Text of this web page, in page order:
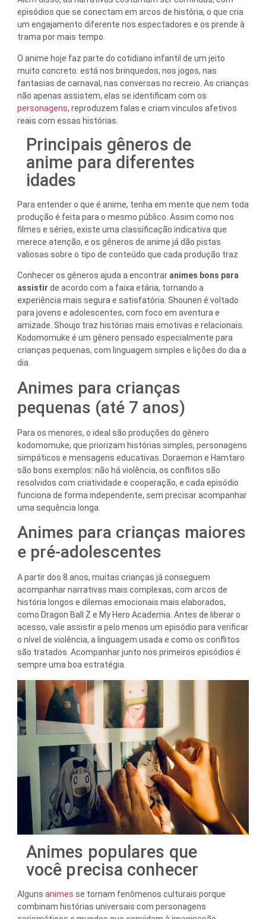
episódios que se conectam em arcos de história, o que cria
um engajamento diferente nos espectadores e os prende à
trama por mais tempo.
O anime hoje faz parte do cotidiano infantil de um jeito
muito concreto: está nos brinquedos, nos jogos, nas
fantasias de carnaval, nas conversas no recreio. As crianças
não apenas assistem, elas se identificam com os
personagens, reproduzem falas e criam vínculos afetivos
reais com essas histórias.
Principais gêneros de
anime para diferentes
idades
Para entender o que é anime, tenha em mente que nem toda
produção é feita para o mesmo público. Assim como nos
filmes e séries, existe uma classificação indicativa que
merece atenção, e os gêneros de anime já dão pistas
valiosas sobre o tipo de conteúdo que cada produção traz.
Conhecer os gêneros ajuda a encontrar animes bons para
assistir de acordo com a faixa etária, tornando a
experiência mais segura e satisfatória. Shounen é voltado
para jovens e adolescentes, com foco em aventura e
amizade. Shoujo traz histórias mais emotivas e relacionais.
Kodomomuke é um gênero pensado especialmente para
crianças pequenas, com linguagem simples e lições do dia a
dia.
Animes para crianças
pequenas (até 7 anos)
Para os menores, o ideal são produções do gênero
kodomomuke, que priorizam histórias simples, personagens
simpáticos e mensagens educativas. Doraemon e Hamtaro
são bons exemplos: não há violência, os conflitos são
resolvidos com criatividade e cooperação, e cada episódio
funciona de forma independente, sem precisar acompanhar
uma sequência longa.
Animes para crianças maiores
e pré-adolescentes
A partir dos 8 anos, muitas crianças já conseguem
acompanhar narrativas mais complexas, com arcos de
história longos e dilemas emocionais mais elaborados,
como Dragon Ball Z e My Hero Academia. Antes de liberar o
acesso, vale assistir a pelo menos um episódio para verificar
o nível de violência, a linguagem usada e como os conflitos
são tratados. Acompanhar junto nos primeiros episódios é
sempre uma boa estratégia.
Animes populares que
você precisa conhecer
Alguns animes se tornam fenômenos culturais porque
combinam histórias universais com personagens